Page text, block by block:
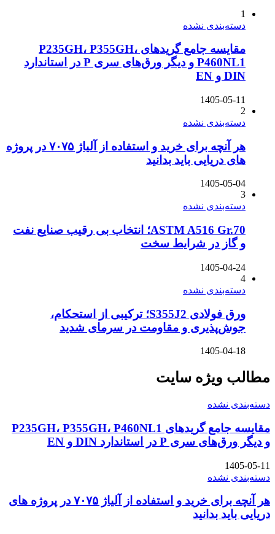
1
دسته‌بندی نشده
مقایسه جامع گریدهای P235GH، P355GH،
P460NL1 و دیگر ورق‌های سری P در استاندارد
DIN و EN
1405-05-11
2
دسته‌بندی نشده
هر آنچه برای خرید و استفاده از آلیاژ ۷۰۷۵ در پروژه
های دریایی باید بدانید
1405-05-04
3
دسته‌بندی نشده
ASTM A516 Gr.70؛ انتخاب بی رقیب صنایع نفت
و گاز در شرایط سخت
1405-04-24
4
دسته‌بندی نشده
ورق فولادی S355J2؛ ترکیبی از استحکام،
جوش‌پذیری و مقاومت در سرمای شدید
1405-04-18
مطالب ویژه سایت
دسته‌بندی نشده
مقایسه جامع گریدهای P235GH، P355GH، P460NL1
و دیگر ورق‌های سری P در استاندارد DIN و EN
1405-05-11
دسته‌بندی نشده
هر آنچه برای خرید و استفاده از آلیاژ ۷۰۷۵ در پروژه های
دریایی باید بدانید